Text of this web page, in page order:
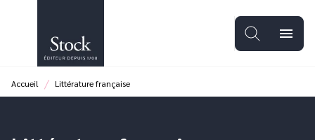
PIED DE PAGE
menu
Accueil / Littérature française